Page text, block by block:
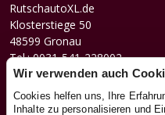
RutschautoXL.de
Klosterstiege 50
48599 Gronau
Tel.: 0031-541-228002
Facebook
Instagram
Wir verwenden auch
Cookies helfen uns, Ihre
Inhalte zu personalisieren und